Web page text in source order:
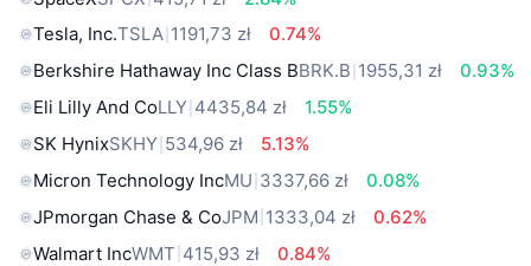
Tesla, Inc.TSLA 1191,73 zł
0.74%
Berkshire Hathaway Inc Class BBRK.B 1955,31 zł
0.93%
Eli Lilly And CoLLY 4435,84 zł
1.55%
SK HynixSKHY 534,96 zł
5.13%
Micron Technology IncMU 3337,66 zł
0.08%
JPmorgan Chase & CoJPM 1333,04 zł
0.62%
Walmart IncWMT 415,93 zł 0.84%